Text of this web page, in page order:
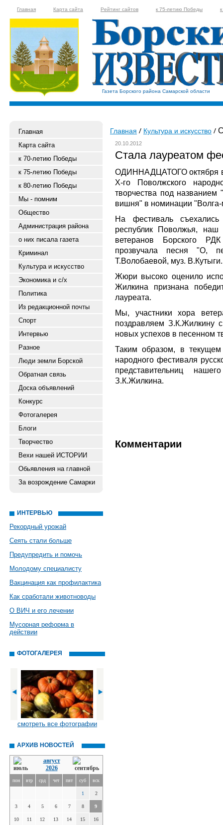
Главная Карта сайта Рейтинг сайтов к 75-летию Победы
Газета Борского района Самарской области
Главная
Карта сайта
к 70-летию Победы
к 75-летию Победы
к 80-летию Победы
Мы - помним
Общество
Администрация района
о них писала газета
Криминал
Культура и искусство
Экономика и с/х
Политика
Из редакционной почты
Спорт
Интервью
Разное
Люди земли Борской
Обратная связь
Доска объявлений
Конкурс
Фотогалерея
Блоги
Творчество
Вехи нашей ИСТОРИИ
Обьявления на главной
За возрождение Самарки
ИНТЕРВЬЮ
Рекордный урожай
Сеять стали больше
Предупредить и помочь
Молодому специалисту
Вакцинация как профилактика
Как сработали животноводы
О ВИЧ и его лечении
Мусорная реформа в
действии
ФОТОГАЛЕРЕЯ
смотреть все фотографии
АРХИВ НОВОСТЕЙ
август
2026
пон втр срд чет пят суб вск
1 2
3 4 5 6 7 8 9
10 11 12 13 14 15 16
Главная Культура и искусство
20.10.2012
Стала лауреатом
ОДИННАДЦАТОГО октября в
Х-го Поволжского
творчества под
вишня" в номинации
На фестиваль
республик Поволжья, наш
ветеранов Борского
прозвучала песня "О,
Т.Волобаевой, муз. В.Кутыги.
Жюри высоко оценило
Жилкина признана
лауреата.
Мы, участники хора
поздравляем З.К.Жилкину
новых успехов в песенном
Таким образом, в текущем
народного фестиваля
представительниц
З.К.Жилкина.
Комментарии